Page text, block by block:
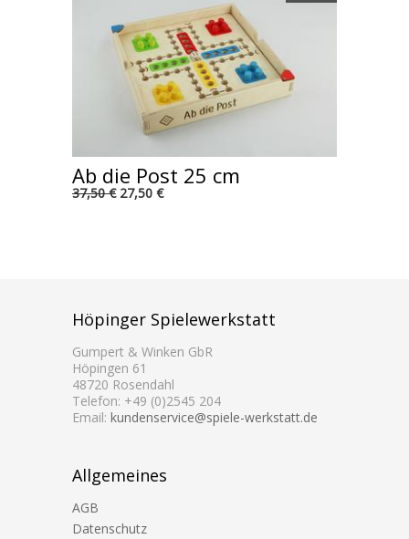
Ab die Post 25 cm
37,50 €27,50 €
Höpinger Spielewerkstatt
Gumpert & Winken GbR
Höpingen 61
48720 Rosendahl
Telefon: +49 (0)2545 204
Email: kundenservice@spiele-werkstatt.de
Allgemeines
AGB
Datenschutz